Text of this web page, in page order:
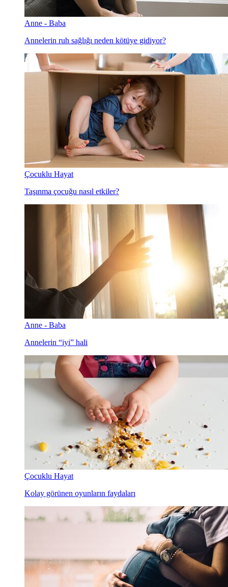
Anne - Baba
Annelerin ruh sağlığı neden kötüye gidiyor?
Çocuklu Hayat
Taşınma çocuğu nasıl etkiler?
Anne - Baba
Annelerin “iyi” hali
Çocuklu Hayat
Kolay görünen oyunların faydaları